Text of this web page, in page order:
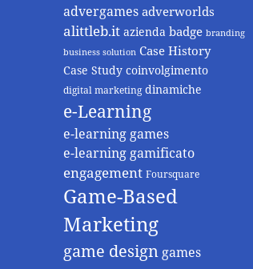
advergames adverworlds
alittleb.it azienda badge branding
business solution Case History
Case Study coinvolgimento
digital marketing dinamiche
e-Learning
e-learning games
e-learning gamificato
engagement Foursquare
Game-Based
Marketing
game design games